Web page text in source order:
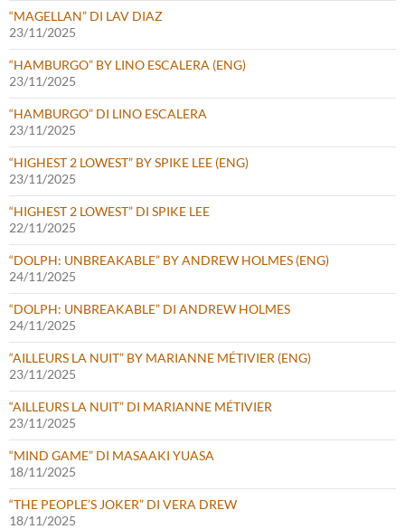
“MAGELLAN” DI LAV DIAZ
23/11/2025
“HAMBURGO” BY LINO ESCALERA (ENG)
23/11/2025
“HAMBURGO” DI LINO ESCALERA
23/11/2025
“HIGHEST 2 LOWEST” BY SPIKE LEE (ENG)
23/11/2025
“HIGHEST 2 LOWEST” DI SPIKE LEE
22/11/2025
“DOLPH: UNBREAKABLE” BY ANDREW HOLMES (ENG)
24/11/2025
“DOLPH: UNBREAKABLE” DI ANDREW HOLMES
24/11/2025
“AILLEURS LA NUIT” BY MARIANNE MÉTIVIER (ENG)
23/11/2025
“AILLEURS LA NUIT” DI MARIANNE MÉTIVIER
23/11/2025
“MIND GAME” DI MASAAKI YUASA
18/11/2025
“THE PEOPLE’S JOKER” DI VERA DREW
18/11/2025